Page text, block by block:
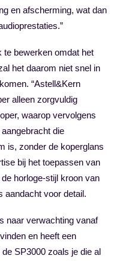
en afscherming, wat dan
te bewerken omdat het
het daarom niet snel in
“Astell&Kern
alleen zorgvuldig
waarop vervolgens
die
is, zonder de koperglans
bij het toepassen van
horloge-stijl kroon van
aandacht voor detail.
naar verwachting vanaf
en heeft een
SP3000 zoals je die al